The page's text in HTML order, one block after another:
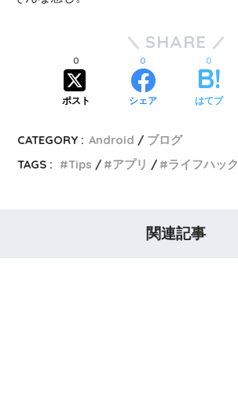
SHARE
ポスト
0
シェア
0
はてブ
0
CATEGORY : Android
ブログ
TAGS :
Tips アプリ ライフハック
関連記事